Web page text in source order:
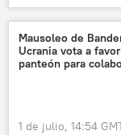
Mausoleo de
Ucrania vota a
panteón para
1 de julio, 14:54